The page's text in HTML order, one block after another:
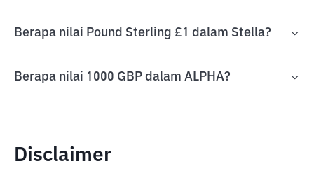
Berapa nilai Pound Sterling £1 dalam Stella?
Berapa nilai 1000 GBP dalam ALPHA?
Disclaimer